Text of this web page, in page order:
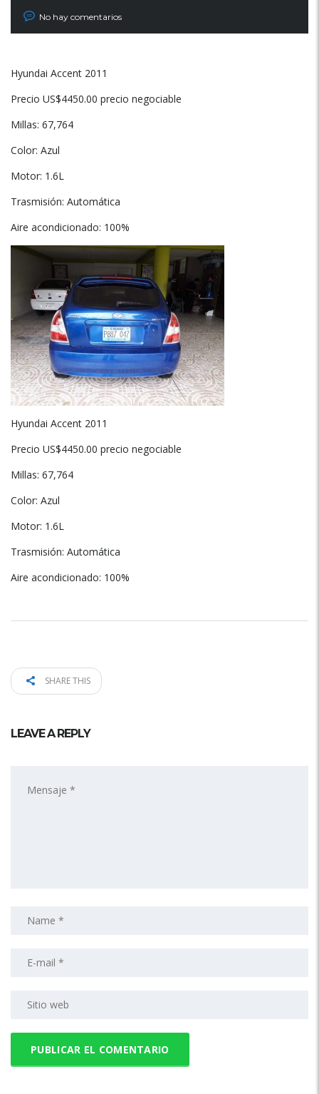
No hay comentarios
Hyundai Accent 2011
Precio US$4450.00 precio negociable
Millas: 67,764
Color: Azul
Motor: 1.6L
Trasmisión: Automática
Aire acondicionado: 100%
Hyundai Accent 2011
Precio US$4450.00 precio negociable
Millas: 67,764
Color: Azul
Motor: 1.6L
Trasmisión: Automática
Aire acondicionado: 100%
SHARE THIS
LEAVE A REPLY